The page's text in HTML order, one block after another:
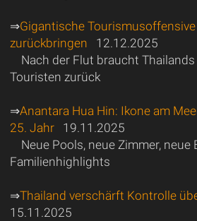
⇒Gigantische
zurückbringen 12.12.2025
Nach der Flut braucht
Touristen zurück
⇒Anantara Hua Hin: Ikone am
25. Jahr19.11.2025
Neue Pools, neue Zimmer, neue
Familienhighlights
⇒Thailand verschärft Kontrolle
15.11.2025